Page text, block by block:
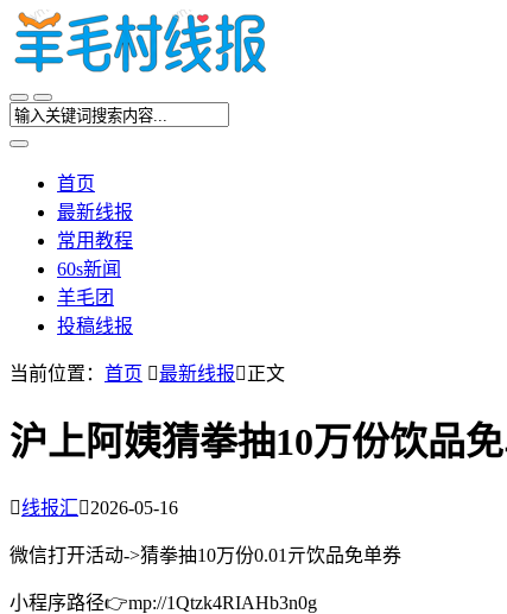
首页
最新线报
常用教程
60s新闻
羊毛团
投稿线报
当前位置： 首页 最新线报正文
沪上阿姨猜拳抽10万份饮品
线报汇2026-05-16
微信打开活动->猜拳抽10万份0.01亓饮品免单券
小程序路径👉mp://1Qtzk4RIAHb3n0g